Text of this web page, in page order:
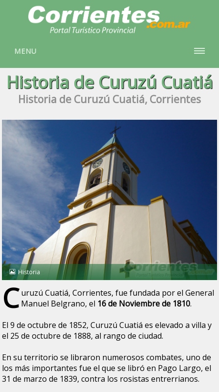
MENU
Historia de Curuzú Cuatiá
Historia de Curuzú Cuatiá, Corrientes
Historia
C uruzú Cuatiá, Corrientes, fue fundada por el General
Manuel Belgrano, el 16 de Noviembre de 1810.
El 9 de octubre de 1852, Curuzú Cuatiá es elevado a villa y
el 25 de octubre de 1888, al rango de ciudad.
En su territorio se libraron numerosos combates, uno de
los más importantes fue el que se libró en Pago Largo, el
31 de marzo de 1839, contra los rosistas entrerrianos.